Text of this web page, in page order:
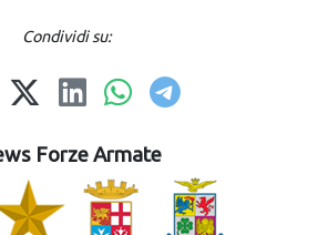
Condividi su:
Forze Armate